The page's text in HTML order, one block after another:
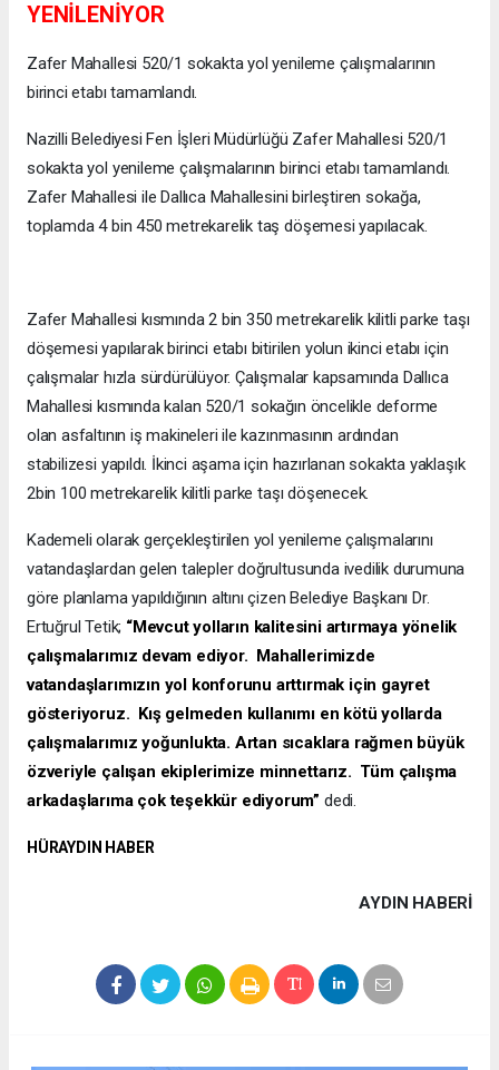
YENİLENİYOR
Zafer Mahallesi 520/1 sokakta yol yenileme çalışmalarının
birinci etabı tamamlandı.
Nazilli Belediyesi Fen İşleri Müdürlüğü Zafer Mahallesi 520/1
sokakta yol yenileme çalışmalarının birinci etabı tamamlandı.
Zafer Mahallesi ile Dallıca Mahallesini birleştiren sokağa,
toplamda 4 bin 450 metrekarelik taş döşemesi yapılacak.
Zafer Mahallesi kısmında 2 bin 350 metrekarelik kilitli parke taşı
döşemesi yapılarak birinci etabı bitirilen yolun ikinci etabı için
çalışmalar hızla sürdürülüyor. Çalışmalar kapsamında Dallıca
Mahallesi kısmında kalan 520/1 sokağın öncelikle deforme
olan asfaltının iş makineleri ile kazınmasının ardından
stabilizesi yapıldı. İkinci aşama için hazırlanan sokakta yaklaşık
2bin 100 metrekarelik kilitli parke taşı döşenecek.
Kademeli olarak gerçekleştirilen yol yenileme çalışmalarını
vatandaşlardan gelen talepler doğrultusunda ivedilik durumuna
göre planlama yapıldığının altını çizen Belediye Başkanı Dr.
Ertuğrul Tetik; “Mevcut yolların kalitesini artırmaya yönelik
çalışmalarımız devam ediyor. Mahallerimizde
vatandaşlarımızın yol konforunu arttırmak için gayret
gösteriyoruz. Kış gelmeden kullanımı en kötü yollarda
çalışmalarımız yoğunlukta. Artan sıcaklara rağmen büyük
özveriyle çalışan ekiplerimize minnettarız. Tüm çalışma
arkadaşlarıma çok teşekkür ediyorum” dedi.
HÜRAYDIN HABER
AYDIN HABERİ